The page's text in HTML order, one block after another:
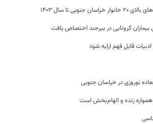
جنوبی تا سال ۱۴۰۳
کرونایی در بیرجند اختصاص یافت
ادبیات قابل فهم ارایه شود
نوروزی در خراسان جنوبی
زنده و الهام‌بخش است